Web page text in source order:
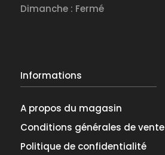
Dimanche : Fermé
Informations
A propos du magasin
Conditions générales de vente
Politique de confidentialité